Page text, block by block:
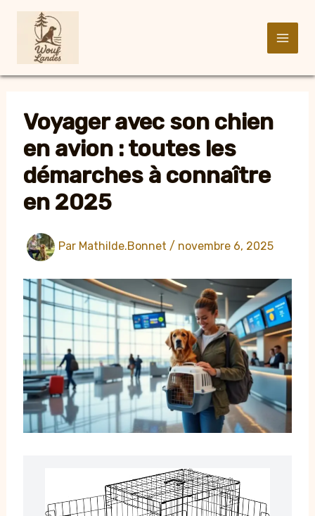
Aller
contenuVoyager avec son chien
en avion : toutes les
démarches à connaître
en 2025
Par Mathilde.Bonnet / novembre 6, 2025